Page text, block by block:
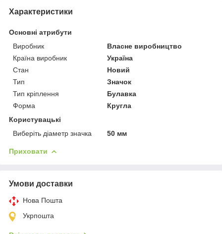
Характеристики
Основні атрибути
Виробник
Власне виробництво
Країна виробник
Україна
Стан
Новий
Тип
Значок
Тип кріплення
Булавка
Форма
Кругла
Користувацькі
Виберіть діаметр значка
50 мм
Приховати
Умови доставки
Нова Пошта
Укрпошта